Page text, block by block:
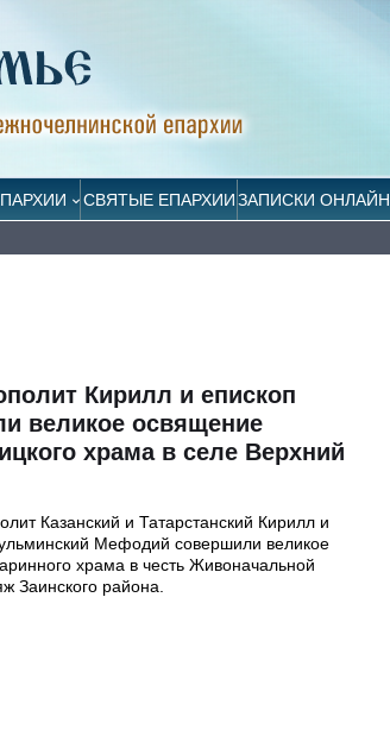
СВЯТЫЕ ЕПАРХИИЗАПИСКИ ОНЛАЙН
Кирилл и епископ
великое освящение
храма в селе Верхний
Казанский и Татарстанский Кирилл и
Мефодий совершили великое
храма в честь Живоначальной
Заинского района.